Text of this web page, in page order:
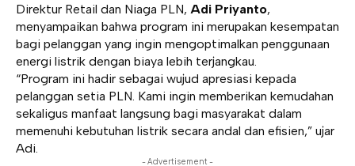
Direktur Retail dan Niaga PLN, Adi Priyanto,
menyampaikan bahwa program ini merupakan kesempatan
bagi pelanggan yang ingin mengoptimalkan penggunaan
energi listrik dengan biaya lebih terjangkau.
“Program ini hadir sebagai wujud apresiasi kepada
pelanggan setia PLN. Kami ingin memberikan kemudahan
sekaligus manfaat langsung bagi masyarakat dalam
memenuhi kebutuhan listrik secara andal dan efisien,” ujar
Adi.
- Advertisement -